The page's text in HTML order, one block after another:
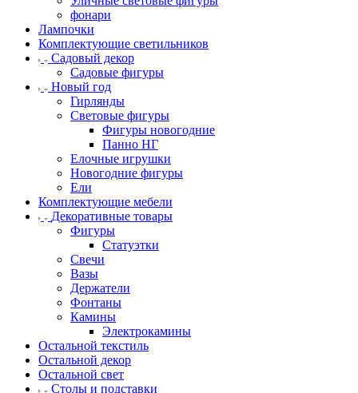
фонари
Лампочки
Комплектующие светильников
Садовый декор
Садовые фигуры
Новый год
Гирлянды
Световые фигуры
Фигуры новогодние
Панно НГ
Елочные игрушки
Новогодние фигуры
Ели
Комплектующие мебели
Декоративные товары
Фигуры
Статуэтки
Свечи
Вазы
Держатели
Фонтаны
Камины
Электрокамины
Остальной текстиль
Остальной декор
Остальной свет
Столы и подставки